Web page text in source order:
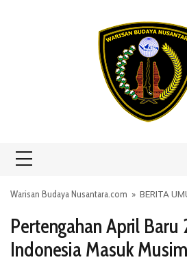
Warisan Budaya Nusantara.com » BERITA
Pertengahan April Baru
Indonesia Masuk